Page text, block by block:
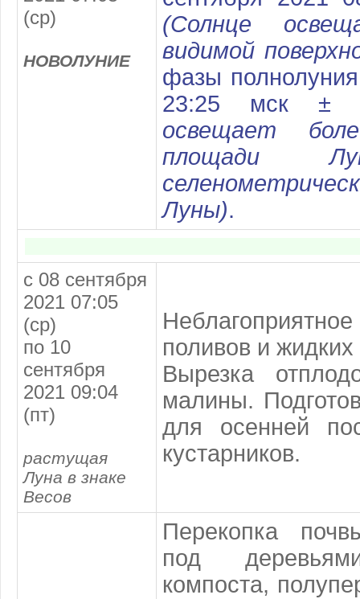
(ср)
НОВОЛУНИЕ
(Солнце
видимой
фазы
23:25 мск ±
освещает
площади
Луны).
с 08 сентября
2021 07:05
(ср)
по 10
сентября
2021 09:04
(пт)
растущая
Луна в знаке
Весов
поливов и
Вырезка
малины.
для осенней
кустарников.
Перекопка
под
компоста,